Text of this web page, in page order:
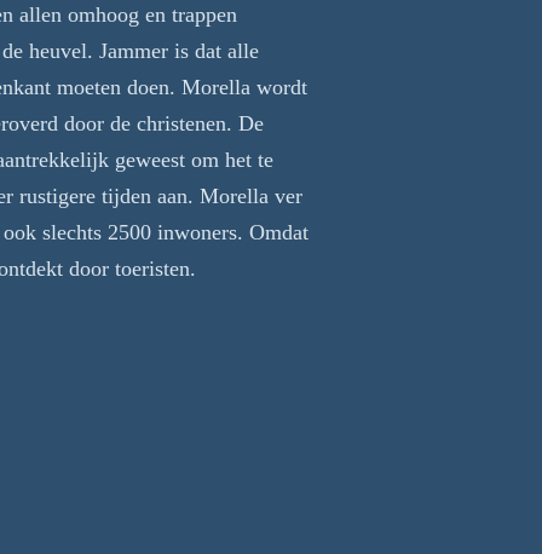
allen omhoog en trappen
heuvel. Jammer is dat alle
moeten doen. Morella wordt
door de christenen. De
geweest om het te
rustigere tijden aan. Morella ver
slechts 2500 inwoners. Omdat
door toeristen.